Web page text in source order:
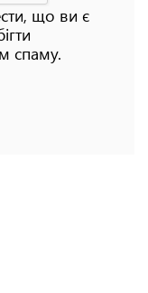
що ви є
спаму.